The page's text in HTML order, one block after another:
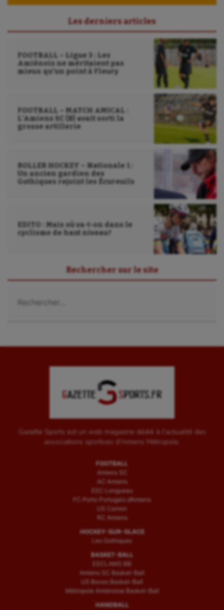
Sarbacane
Sauvetage sportif
Sport adapté
Sport handicap
Sport-entreprise
Tir à l'arc
UNSS
Wakeboard
Les derniers articles
FOOTBALL – Ligue 3 : Les
Amiénois ne méritaient pas
mieux qu’un point à Fleury
FOOTBALL – MATCH AMICAL :
L’Amiens SC (B) avait sorti la
grosse artillerie
ROLLER HOCKEY – Nationale 1 :
Un ancien gardien des
Gothiques rejoint les Écureuils
EDITO : Mais où va-t-on dans le
cyclisme de haut niveau?
Rechercher sur le site
Gazette Sports est un web magazine dédié à l'actualité des
associations sportives d'Amiens Métropole.
FOOTBALL
Amiens SC
AC Amiens
ESC Longueau
FC Porto Portugais d’Amiens
US Camon
RC Amiens
HOCKEY-SUR-GLACE
Les Gothiques
BASKET-BALL
ESCLAMS BB
Amiens SC Basket-Ball
US Boves Basket-Ball
Métropole Amiénoise Basket-Ball
HANDBALL